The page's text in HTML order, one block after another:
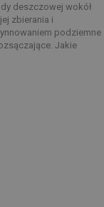
deszczowej wokół
zbierania i
podziemne
Jakie